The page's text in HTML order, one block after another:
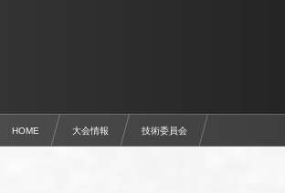
HOME 大会情報 技術委員会